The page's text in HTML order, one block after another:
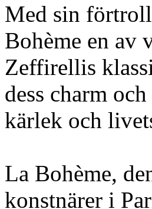
Med sin
Bohème en av
Zeffirellis
dess charm
kärlek och
La Bohème,
konstnärer i